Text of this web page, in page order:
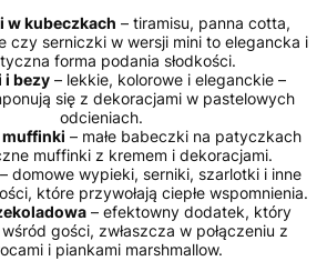
w kubeczkach – tiramisu, panna cotta,
czy serniczki w wersji mini to elegancka i
forma podania słodkości.
i bezy– lekkie, kolorowe i eleganckie –
się z dekoracjami w pastelowych
odcieniach.
muffinki – małe babeczki na patyczkach
muffinki z kremem i dekoracjami.
– domowe wypieki, serniki, szarlotki i inne
które przywołają ciepłe wspomnienia.
– efektowny dodatek, który
gości, zwłaszcza w połączeniu z
i piankami marshmallow.